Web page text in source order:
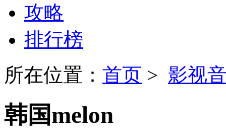
攻略
排行榜
所在位置： 首页 > 影视
韩国melon